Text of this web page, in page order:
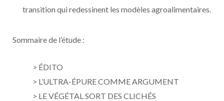
transition qui redessinent les modèles agroalimentaires.
Sommaire de l’étude :
> ÉDITO
> L’ULTRA-ÉPURE COMME ARGUMENT
> LE VÉGÉTAL SORT DES CLICHÉS